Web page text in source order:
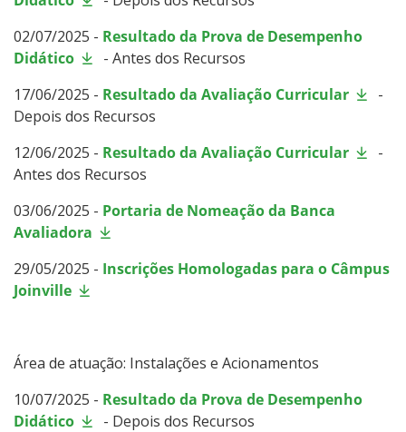
02/07/2025 - Resultado da Prova de Desempenho
Didático
- Antes dos Recursos
17/06/2025 - Resultado da Avaliação Curricular
-
Depois dos Recursos
12/06/2025 - Resultado da Avaliação Curricular
-
Antes dos Recursos
03/06/2025 - Portaria de Nomeação da Banca
Avaliadora
29/05/2025 - Inscrições Homologadas para o Câmpus
Joinville
Área de atuação: Instalações e Acionamentos
10/07/2025 - Resultado da Prova de Desempenho
Didático
- Depois dos Recursos